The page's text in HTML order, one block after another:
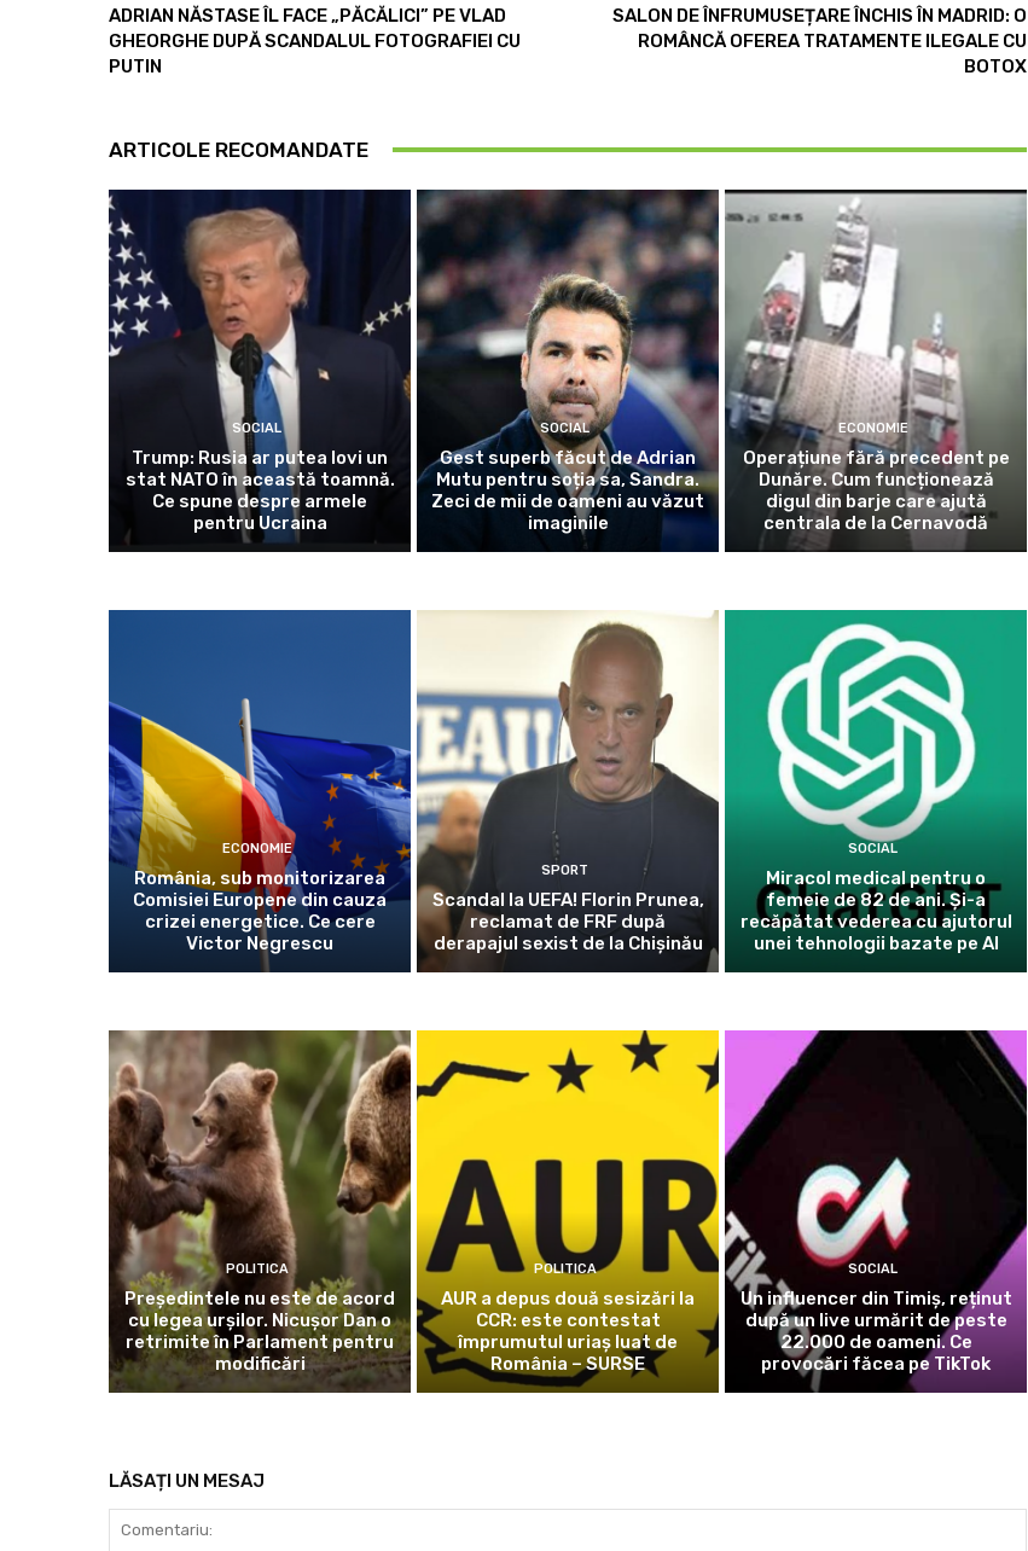
ADRIAN NĂSTASE ÎL FACE „PĂCĂLICI” PE VLAD
GHEORGHE DUPĂ SCANDALUL FOTOGRAFIEI CU
PUTIN
SALON DE ÎNFRUMUSEȚARE ÎNCHIS ÎN MADRID: O
ROMÂNCĂ OFEREA TRATAMENTE ILEGALE CU
BOTOX
ARTICOLE RECOMANDATE
SOCIAL
Trump: Rusia ar putea lovi un
stat NATO în această toamnă.
Ce spune despre armele
pentru Ucraina
SOCIAL
Gest superb făcut de Adrian
Mutu pentru soția sa, Sandra.
Zeci de mii de oameni au văzut
imaginile
ECONOMIE
Operațiune fără precedent pe
Dunăre. Cum funcționează
digul din barje care ajută
centrala de la Cernavodă
ECONOMIE
România, sub monitorizarea
Comisiei Europene din cauza
crizei energetice. Ce cere
Victor Negrescu
SPORT
Scandal la UEFA! Florin Prunea,
reclamat de FRF după
derapajul sexist de la Chișinău
SOCIAL
Miracol medical pentru o
femeie de 82 de ani. Și-a
recăpătat vederea cu ajutorul
unei tehnologii bazate pe AI
POLITICA
Președintele nu este de acord
cu legea urșilor. Nicușor Dan o
retrimite în Parlament pentru
modificări
POLITICA
AUR a depus două sesizări la
CCR: este contestat
împrumutul uriaș luat de
România – SURSE
SOCIAL
Un influencer din Timiș, reținut
după un live urmărit de peste
22.000 de oameni. Ce
provocări făcea pe TikTok
LĂSAȚI UN MESAJ